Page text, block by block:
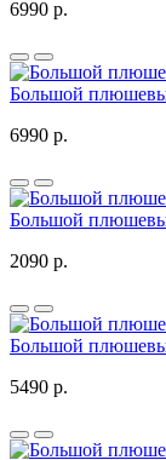
6990 р.
Большой
6990 р.
Большой
2090 р.
Большой
5490 р.